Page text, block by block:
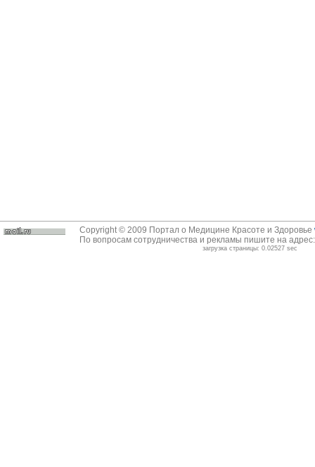
Copyright © 2009 Портал о Медицине Красоте и Здоровье
По вопросам сотрудничества и рекламы пишите на
загрузка страницы: 0.02527 sec